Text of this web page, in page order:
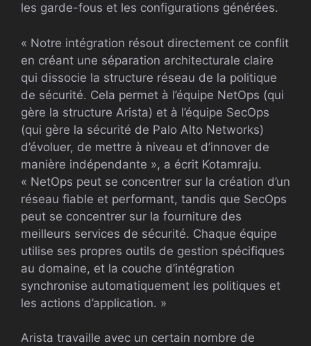
les garde-fous et les configurations générées.
« Notre intégration résout directement ce conflit
en créant une séparation architecturale claire
qui dissocie la structure réseau de la politique
de sécurité. Cela permet à l’équipe NetOps (qui
gère la structure Arista) et à l’équipe SecOps
(qui gère la sécurité de Palo Alto Networks)
d’évoluer, de mettre à niveau et d’innover de
manière indépendante », a écrit Kotamraju.
« NetOps peut se concentrer sur la création d’un
réseau fiable et performant, tandis que SecOps
peut se concentrer sur la fourniture des
meilleurs services de sécurité. Chaque équipe
utilise ses propres outils de gestion spécifiques
au domaine, et la couche d’intégration
synchronise automatiquement les politiques et
les actions d’application. »
Arista travaille avec un certain nombre de